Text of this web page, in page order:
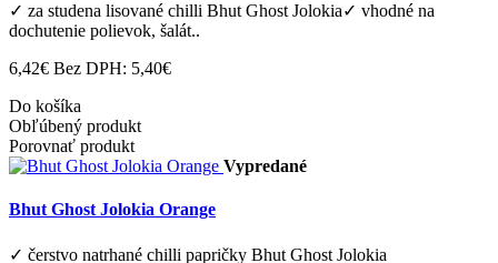
✓ za studena lisované chilli Bhut Ghost Jolokia✓ vhodné na
dochutenie polievok, šalát..
6,42€ Bez DPH: 5,40€
Do košíka
Obľúbený produkt
Porovnať produkt
Vypredané
Bhut Ghost Jolokia Orange
✓ čerstvo natrhané chilli papričky Bhut Ghost Jolokia